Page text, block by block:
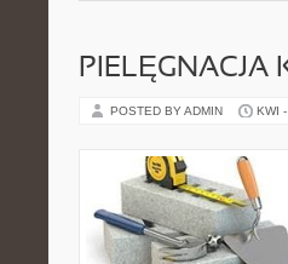
PIELĘGNACJA
POSTED BY ADMIN KWI